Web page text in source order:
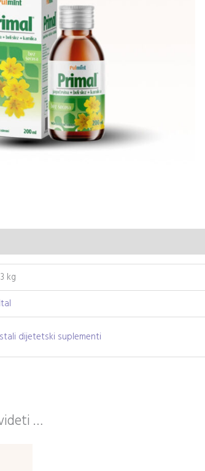
kg
dijetetski suplementi
…